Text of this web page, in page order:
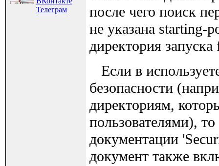
Телеграм
после чего поиск
не указана starting-
директория
Если в
безопасности
директориям,
пользователями),
документации
документ также